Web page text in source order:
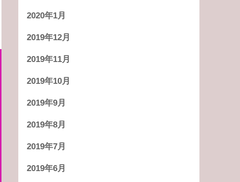
2020年1月
2019年12月
2019年11月
2019年10月
2019年9月
2019年8月
2019年7月
2019年6月